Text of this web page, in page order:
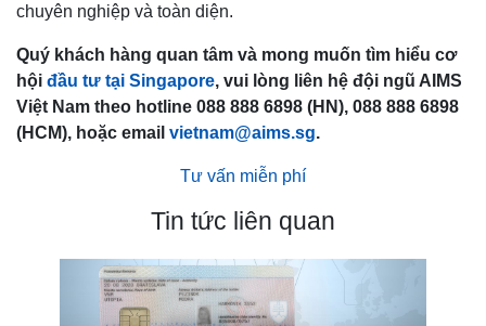
chuyên nghiệp và toàn diện.
Quý khách hàng quan tâm và mong muốn tìm hiểu cơ
hội đầu tư tại Singapore, vui lòng liên hệ đội ngũ AIMS
Việt Nam theo hotline 088 888 6898 (HN), 088 888 6898
(HCM), hoặc email vietnam@aims.sg.
Tư vấn miễn phí
Tin tức liên quan